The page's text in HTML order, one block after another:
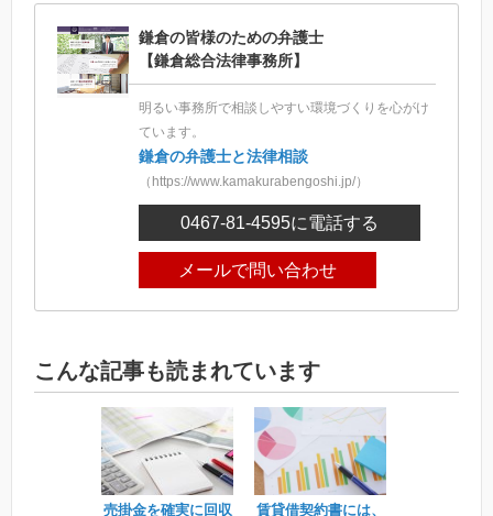
鎌倉の皆様のための弁護士
【鎌倉総合法律事務所】
明るい事務所で相談しやすい環境づくりを心がけ
ています。
鎌倉の弁護士と法律相談
（https://www.kamakurabengoshi.jp/）
0467-81-4595に電話する
メールで問い合わせ
こんな記事も読まれています
売掛金を確実に回収 賃貸借契約書には、